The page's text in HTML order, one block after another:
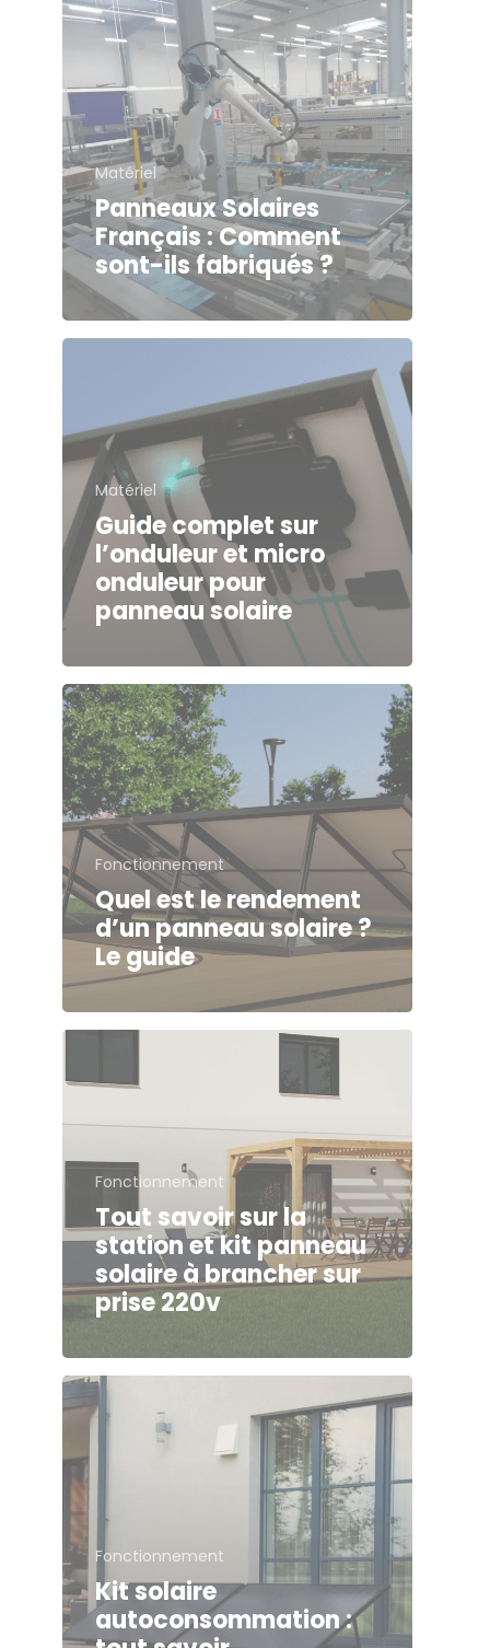
Matériel
Panneaux Solaires
Français : Comment
sont-ils fabriqués ?
Matériel
Guide complet sur
l’onduleur et micro
onduleur pour
panneau solaire
Fonctionnement
Quel est le rendement
d’un panneau solaire ?
Le guide
Fonctionnement
Tout savoir sur la
station et kit panneau
solaire à brancher sur
prise 220v
Fonctionnement
Kit solaire
autoconsommation :